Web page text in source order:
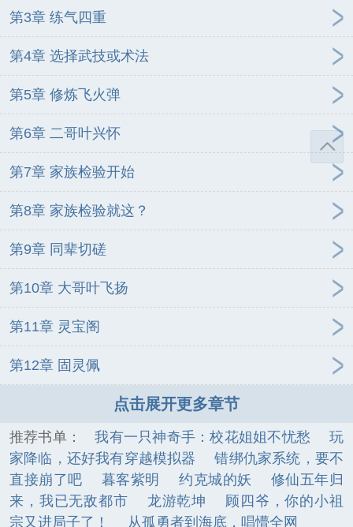
第3章 练气四重
第4章 选择武技或术法
第5章 修炼飞火弹
第6章 二哥叶兴怀
第7章 家族检验开始
第8章 家族检验就这？
第9章 同辈切磋
第10章 大哥叶飞扬
第11章 灵宝阁
第12章 固灵佩
点击展开更多章节
推荐书单： 我有一只神奇手：校花姐姐不忧愁
玩
家降临，还好我有穿越模拟器
错绑仇家系统，要不
直接崩了吧
暮客紫明 约克城的妖
修仙五年归
来，我已无敌都市
龙游乾坤
顾四爷，你的小祖
宗又进局子了！
从孤勇者到海底，唱懵全网